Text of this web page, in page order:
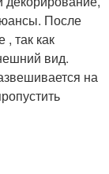
После
так как
вид.
на